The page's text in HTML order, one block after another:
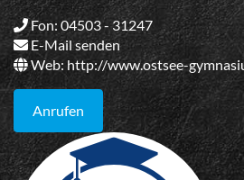
Fon: 04503 - 31247
E-Mail senden
Web: http://www.ostsee-
Anrufen